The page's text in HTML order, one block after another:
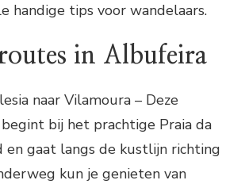
handige tips voor wandelaars.
in Albufeira
naar Vilamoura – Deze
bij het prachtige Praia da
en gaat langs de kustlijn richting
kun je genieten van